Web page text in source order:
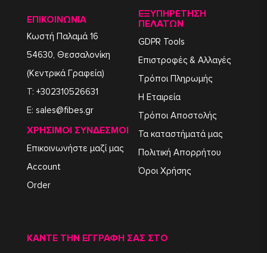
ΕΠΙΚΟΙΝΩΝΙΑ
Κωστή Παλαμά 16
54630, Θεσσαλονίκη
(Κεντρικά Γραφεία)
T: +302310526631
E: sales@fibes.gr
ΧΡΉΣΙΜΟΙ ΣΎΝΔΕΣΜΟΙ
Επικοινωνήστε μαζί μας
Account
Order
ΕΞΥΠΗΡΈΤΗΣΗ
ΠΕΛΑΤΏΝ
GDPR Tools
Επιστροφές & Αλλαγές
Τρόποι Πληρωμής
Η Εταιρεία
Τρόποι Αποστολής
Τα καταστήματά μας
Πολιτική Απορρήτου
Όροι Χρήσης
ΚΆΝΤΕ ΤΗΝ ΕΓΓΡΑΦΉ ΣΑΣ ΣΤΟ